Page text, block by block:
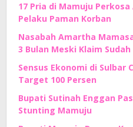
17 Pria di Mamuju
Pelaku Paman Korban
Nasabah Amartha
3 Bulan Meski Klaim
Sensus Ekonomi di Sulbar
Target 100 Persen
Bupati Sutinah Enggan
Stunting Mamuju